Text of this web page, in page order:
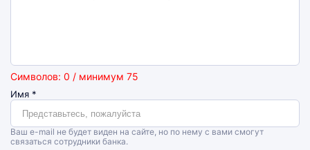
Символов: 0 / минимум 75
Имя *
Ваш e-mail не будет виден на сайте, но по нему с вами смогут
связаться сотрудники банка.